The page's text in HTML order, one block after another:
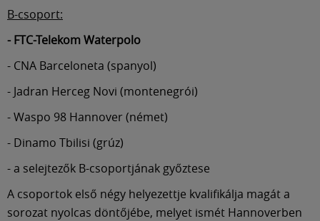
B-csoport:
- FTC-Telekom Waterpolo
- CNA Barceloneta (spanyol)
- Jadran Herceg Novi (montenegrói)
- Waspo 98 Hannover (német)
- Dinamo Tbilisi (grúz)
- a selejtezők B-csoportjának győztese
A csoportok első négy helyezettje kvalifikálja magát a
sorozat nyolcas döntőjébe, melyet ismét Hannoverben